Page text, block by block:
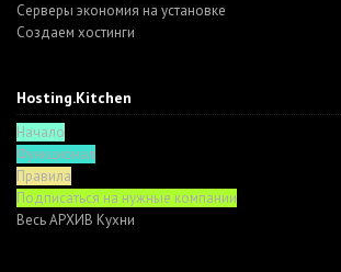
Серверы экономия на установке
Создаем хостинги
Hosting.Kitchen
Начало
Функционал
Правила
Подписаться на нужные компании
Весь АРХИВ Кухни